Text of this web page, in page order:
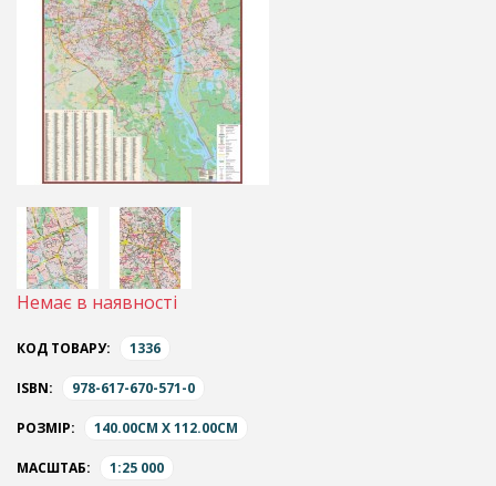
Немає в наявності
КОД ТОВАРУ: 1336
ISBN: 978-617-670-571-0
РОЗМІР: 140.00CM X 112.00CM
МАСШТАБ: 1:25 000